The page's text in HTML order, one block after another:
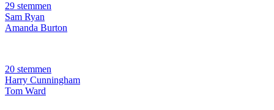
29 stemmen
Sam Ryan
Amanda Burton
20 stemmen
Harry Cunningham
Tom Ward